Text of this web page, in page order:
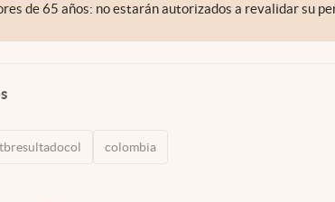
de 65 años: no estarán autorizados a revalidar su
colombia